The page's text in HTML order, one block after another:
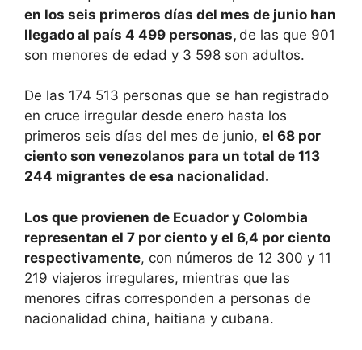
en los seis primeros días del mes de junio han
llegado al país 4 499 personas, de las que 901
son menores de edad y 3 598 son adultos.
De las 174 513 personas que se han registrado
en cruce irregular desde enero hasta los
primeros seis días del mes de junio, el 68 por
ciento son venezolanos para un total de 113
244 migrantes de esa nacionalidad.
Los que provienen de Ecuador y Colombia
representan el 7 por ciento y el 6,4 por ciento
respectivamente, con números de 12 300 y 11
219 viajeros irregulares, mientras que las
menores cifras corresponden a personas de
nacionalidad china, haitiana y cubana.